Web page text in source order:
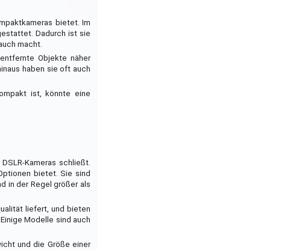
bietet. Im
Dadurch ist sie
macht.
Objekte näher
haben sie oft auch
ist, könnte eine
Kameras schließt.
bietet. Sie sind
in der Regel größer als
liefert, und bieten
Modelle sind auch
und die Größe einer